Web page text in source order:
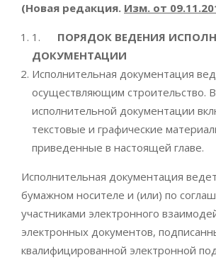
(Новая редакция. Изм. от
1. ПОРЯДОК ВЕДЕНИЯ
ДОКУМЕНТАЦИИ
Исполнительная документация
осуществляющим строительство. В
исполнительной документации
текстовые и графические
приведенные в настоящей главе.
Исполнительная документация
бумажном носителе и (или) по
участниками электронного
электронных документов,
квалифицированной электронной